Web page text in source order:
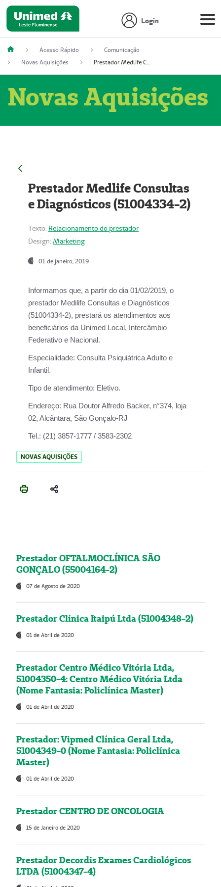
Login
Acesso Rápido
Comunicação
Novas Aquisições
Prestador Medlife Consultas e Diagnósticos (51004334-2)
Novas Aquisições
Prestador Medlife Consultas
e Diagnósticos (51004334-2)
Texto: Relacionamento do prestador
Design: Marketing
01 de janeiro, 2019
Informamos que, a partir do dia 01/02/2019, o
prestador Medilife Consultas e Diagnósticos
(51004334-2), prestará os atendimentos aos
beneficiários da Unimed Local, Intercâmbio
Federativo e Nacional.
Especialidade: Consulta Psiquiátrica Adulto e
Infantil.
Tipo de atendimento: Eletivo.
Endereço: Rua Doutor Alfredo Backer, n°374, loja
02, Alcântara, São Gonçalo-RJ
Tel.: (21) 3857-1777 / 3583-2302
NOVAS AQUISIÇÕES
Prestador OFTALMOCLÍNICA SÃO
GONÇALO (55004164-2)
07 de Agosto de 2020
Prestador Clínica Itaipú Ltda (51004348-2)
01 de Abril de 2020
Prestador Centro Médico Vitória Ltda,
51004350-4: Centro Médico Vitória Ltda
(Nome Fantasia: Policlínica Master)
01 de Abril de 2020
Prestador: Vipmed Clínica Geral Ltda,
51004349-0 (Nome Fantasia: Policlínica
Master)
01 de Abril de 2020
Prestador CENTRO DE ONCOLOGIA
15 de Janeiro de 2020
Prestador Decordis Exames Cardiológicos
LTDA (51004347-4)